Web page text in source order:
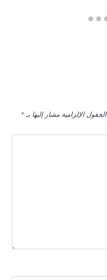
الحقول الإلزامية مشار إليها بـ *